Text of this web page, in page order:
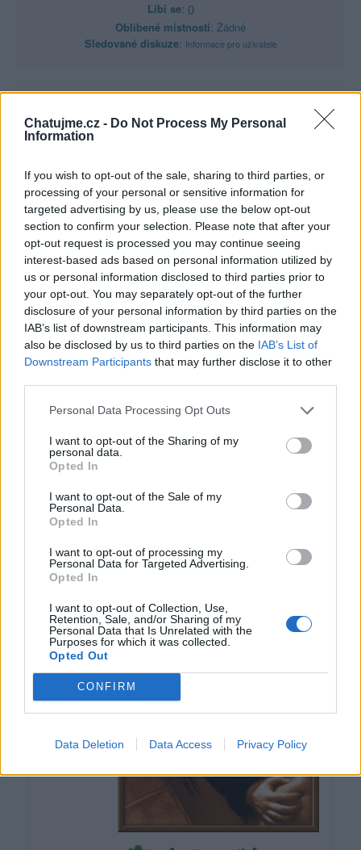
Chatujme.cz - Do Not Process My Personal
Information
If you wish to opt-out of the sale, sharing to third parties, or
processing of your personal or sensitive information for
targeted advertising by us, please use the below opt-out
section to confirm your selection. Please note that after your
opt-out request is processed you may continue seeing
interest-based ads based on personal information utilized by
us or personal information disclosed to third parties prior to
your opt-out. You may separately opt-out of the further
disclosure of your personal information by third parties on the
IAB’s list of downstream participants. This information may
also be disclosed by us to third parties on the IAB’s List of
Downstream Participants that may further disclose it to other
Personal Data Processing Opt Outs
I want to opt-out of the Sharing of my
personal data.
Opted In
I want to opt-out of the Sale of my
Personal Data.
Opted In
I want to opt-out of processing my
Personal Data for Targeted Advertising.
Opted In
I want to opt-out of Collection, Use,
Retention, Sale, and/or Sharing of my
Personal Data that Is Unrelated with the
Purposes for which it was collected.
Opted Out
CONFIRM
Data Deletion Data Access Privacy Policy
Líbí se: 0
Oblibené místnosti: Žádné
Sledované diskuze: Informace pro uživatele
Poslední 3 příspěvky na mé zdi
Smazaný (před 4 lety)
Smazaný (před 4 lety)